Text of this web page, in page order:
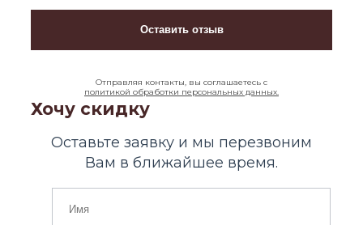
Отправляя контакты, вы соглашаетесь с
политикой обработки персональных данных.
Хочу скидку
Оставьте заявку и мы перезвоним
Вам в ближайшее время.